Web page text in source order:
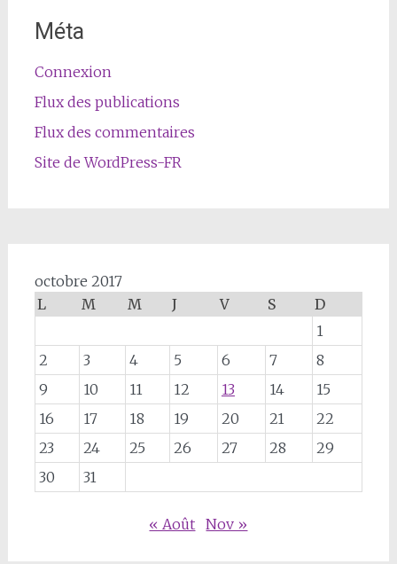
Méta
Connexion
Flux des publications
Flux des commentaires
Site de WordPress-FR
octobre 2017
L
M M J V S
D
1
2
3 4 5 6 7
8
9
10 11 12 13 14
15
16
17 18 19 20 21
22
23
24 25 26 27 28
29
30
31
« Août Nov »